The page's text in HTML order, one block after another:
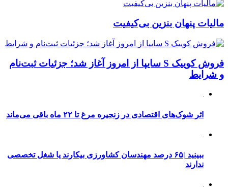
مالیات پنهان بنزین بی‌کیفیت
فروش کوییک S سایپا از امروز آغاز شد؛ جزئیات ثبت‌نام
و شرایط
اثر شوک‌های اقتصادی در زنجیره مرغ تا ۲۲ ماه باقی می‌ماند
ببینید |۶۵ درصد مهندسان کشاورزی بیکارند یا شغل تخصصی
ندارند